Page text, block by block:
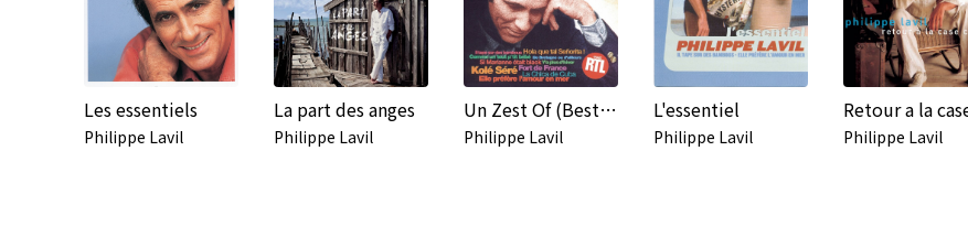
Les essentiels
Philippe Lavil
La part des anges
Philippe Lavil
Un Zest Of (Best Of)
Philippe Lavil
L'essentiel
Philippe Lavil Philippe Lavil